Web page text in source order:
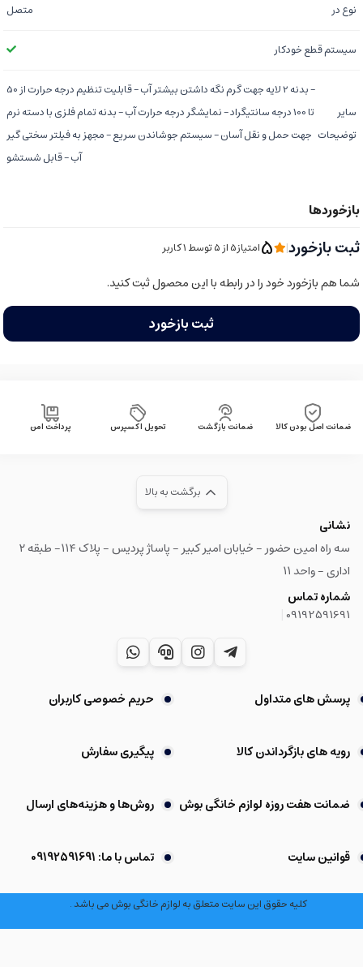
نوع در متصل
سیستم قطع خودکار
سایر
توضیحات
- بدنه 2 لایه جهت گرم نگه داشتن بیشتر آب - قابلیت تنظیم درجه حرارت از 50
تا 100 درجه سانتیگراد - نمایشگر درجه حرارت آب - بدنه تمام فلزی با دسته نرم
جهت حمل و نقل آسان - سیستم جوشاندن سریع - مجهز به فیلتر سختی گیر
آب - قابل شستشو
ثبت بازخورد|
5امتیاز5 از ۵ توسط 1 کاربر
شما هم بازخورد خود را در رابطه با این محصول ثبت کنید.
ثبت بازخورد
ضمانت اصل بودن کالا ضمانت بازگشت تحویل اکسپرس پرداخت امن
برگشت به بالا
نشانی
سه راه امین حضور - خیابان امیر کبیر - پاساژ پردیس - پلاک ۱۱۴- طبقه ۲
اداری - واحد ۱۱
شماره تماس
09192591691
پرسش های متداول حریم خصوصی کاربران
رویه های بازگرداندن کالا پیگیری سفارش
ضمانت هفت روزه لوازم خانگی بوش روش‌ها و هزینه‌های ارسال
قوانین سایت تماس با ما: 09192591691
کلیه حقوق این سایت متعلق به لوازم خانگی بوش می باشد .